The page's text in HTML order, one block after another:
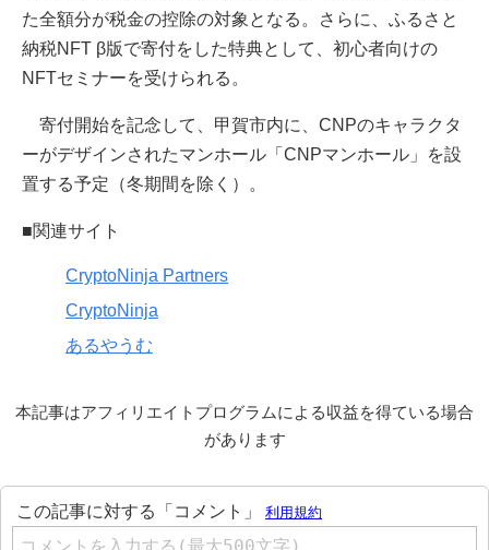
た全額分が税金の控除の対象となる。さらに、ふるさと
納税NFT β版で寄付をした特典として、初心者向けの
NFTセミナーを受けられる。
寄付開始を記念して、甲賀市内に、CNPのキャラクタ
ーがデザインされたマンホール「CNPマンホール」を設
置する予定（冬期間を除く）。
■関連サイト
CryptoNinja Partners
CryptoNinja
あるやうむ
本記事はアフィリエイトプログラムによる収益を得ている場合
があります